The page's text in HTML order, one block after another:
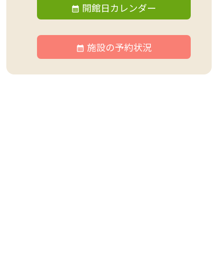
開館日カレンダー
施設の予約状況